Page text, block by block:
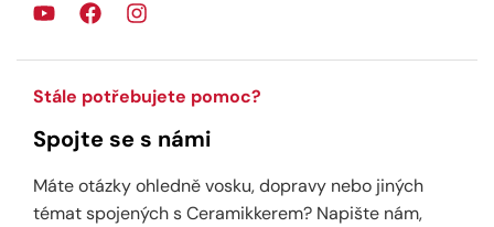
Stále potřebujete pomoc?
Spojte se s námi
Máte otázky ohledně vosku, dopravy nebo jiných
témat spojených s Ceramikkerem? Napište nám,